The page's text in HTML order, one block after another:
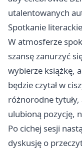
utalentowanych
Spotkanie
W atmosferze
szansę zanurzyć
wybierze książkę,
będzie czytał w
różnorodne
ulubioną pozycję,
Po cichej sesji
dyskusję o